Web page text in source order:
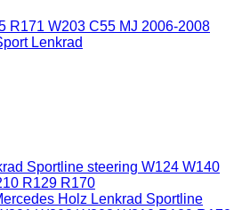
R171 W203 C55 MJ 2006-2008
Lenkrad